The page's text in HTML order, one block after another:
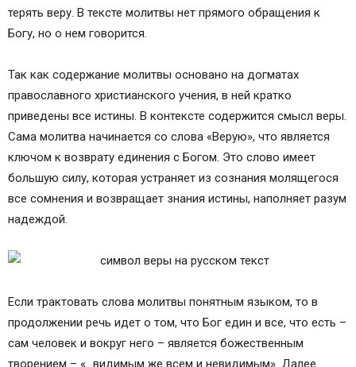
терять веру. В тексте молитвы нет прямого обращения к
Богу, но о нем говорится.
Так как содержание молитвы основано на догматах
православного христианского учения, в ней кратко
приведены все истины. В контексте содержится смысл веры.
Сама молитва начинается со слова «Верую», что является
ключом к возврату единения с Богом. Это слово имеет
большую силу, которая устраняет из сознания молящегося
все сомнения и возвращает знания истины, наполняет разум
надеждой.
Если трактовать слова молитвы понятным языком, то в
продолжении речь идет о том, что Бог един и все, что есть –
сам человек и вокруг него – является божественным
творением – «…видимым же всем и невидимым». Далее